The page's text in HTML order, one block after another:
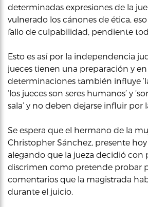
determinadas expresiones de la
vulnerado los cánones de ética,
fallo de culpabilidad, pendiente
Esto es así por la independencia
jueces tienen una preparación y en
determinaciones también influye
‘los jueces son seres humanos’ y
sala’ y no deben dejarse influir por
Se espera que el hermano de la
Christopher Sánchez, presente
alegando que la jueza decidió con
discrimen como pretende probar
comentarios que la magistrada
durante el juicio.